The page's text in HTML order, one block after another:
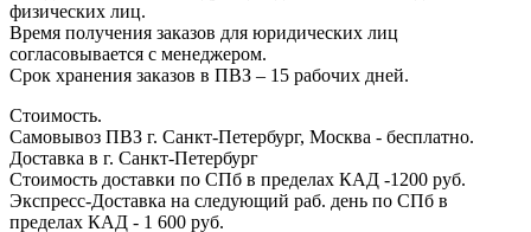
физических лиц.
Время получения заказов для юридических лиц
согласовывается с менеджером.
Срок хранения заказов в ПВЗ – 15 рабочих дней.
Стоимость.
Самовывоз ПВЗ г. Санкт-Петербург, Москва - бесплатно.
Доставка в г. Санкт-Петербург
Стоимость доставки по СПб в пределах КАД -1200 руб.
Экспресс-Доставка на следующий раб. день по СПб в
пределах КАД - 1 600 руб.